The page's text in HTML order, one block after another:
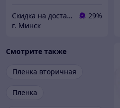
Скидка на доставку 21 векбай
29%
г. Минск
Смотрите также
Пленка вторичная
Пленка